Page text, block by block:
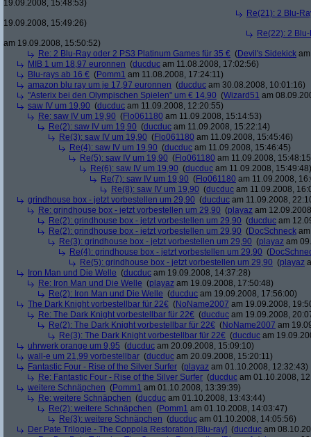
19.09.2008, 15:48:53)
Re(21): 2 Blu-
19.09.2008, 15:49:26)
Re(22): 2
am 19.09.2008, 15:50:52)
Re: 2 Blu-Ray oder 2 PS3 Platinum Games für 35 € (Devil's Sidekick
MIB 1 um 18,97 euronnen (ducduc am 11.08.2008, 17:02:56)
Blu-rays ab 16 € (Pomm1 am 11.08.2008, 17:24:11)
amazon blu ray um je 17,97 euronnen (ducduc am 30.08.2008, 10:01:16)
"Asterix bei den Olympischen Spielen" um € 14,90 (Wizard51 am
saw IV um 19,90 (ducduc am 11.09.2008, 12:20:55)
Re: saw IV um 19,90 (Flo061180 am 11.09.2008, 15:14:53)
Re(2): saw IV um 19,90 (ducduc am 11.09.2008, 15:22:14)
Re(3): saw IV um 19,90 (Flo061180 am 11.09.2008, 15:45:46)
Re(4): saw IV um 19,90 (ducduc am 11.09.2008, 15:46:45)
Re(5): saw IV um 19,90 (Flo061180 am 11.09.2008,
Re(6): saw IV um 19,90 (ducduc am 11.09.2008, 15:49:48)
Re(7): saw IV um 19,90 (Flo061180 am 11.09.2008,
Re(8): saw IV um 19,90 (ducduc am 11.09.2008,
grindhouse box - jetzt vorbestellen um 29,90 (ducduc am 11.09.2008,
Re: grindhouse box - jetzt vorbestellen um 29,90 (playaz am
Re(2): grindhouse box - jetzt vorbestellen um 29,90 (ducduc am
Re(2): grindhouse box - jetzt vorbestellen um 29,90 (DocSchneck
Re(3): grindhouse box - jetzt vorbestellen um 29,90 (playaz am
Re(4): grindhouse box - jetzt vorbestellen um 29,90 (
Re(5): grindhouse box - jetzt vorbestellen um 29,90 (playaz
Iron Man und Die Welle (ducduc am 19.09.2008, 14:37:28)
Re: Iron Man und Die Welle (playaz am 19.09.2008, 17:50:48)
Re(2): Iron Man und Die Welle (ducduc am 19.09.2008, 17:56:00)
The Dark Knight vorbestellbar für 22€ (NoName2007 am 19.09.2008,
Re: The Dark Knight vorbestellbar für 22€ (ducduc am 19.09.2008,
Re(2): The Dark Knight vorbestellbar für 22€ (NoName2007 am
Re(3): The Dark Knight vorbestellbar für 22€ (ducduc am
uhrwerk orange um 9,95 (ducduc am 20.09.2008, 15:09:10)
wall-e um 21,99 vorbestellbar (ducduc am 20.09.2008, 15:20:11)
Fantastic Four - Rise of the Silver Surfer (playaz am 01.10.2008, 12:32:43)
Re: Fantastic Four - Rise of the Silver Surfer (ducduc am 01.10.2008,
weitere Schnäpchen (Pomm1 am 01.10.2008, 13:39:39)
Re: weitere Schnäpchen (ducduc am 01.10.2008, 13:43:44)
Re(2): weitere Schnäpchen (Pomm1 am 01.10.2008, 14:03:47)
Re(3): weitere Schnäpchen (ducduc am 01.10.2008, 14:05:56)
Der Pate Trilogie - The Coppola Restoration [Blu-ray] (ducduc am